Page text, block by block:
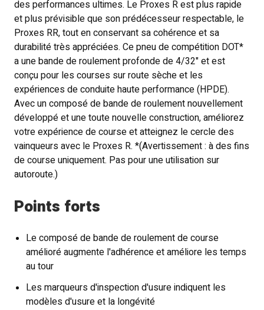
des performances ultimes. Le Proxes R est plus rapide
et plus prévisible que son prédécesseur respectable, le
Proxes RR, tout en conservant sa cohérence et sa
durabilité très appréciées. Ce pneu de compétition DOT*
a une bande de roulement profonde de 4/32" et est
conçu pour les courses sur route sèche et les
expériences de conduite haute performance (HPDE).
Avec un composé de bande de roulement nouvellement
développé et une toute nouvelle construction, améliorez
votre expérience de course et atteignez le cercle des
vainqueurs avec le Proxes R. *(Avertissement : à des fins
de course uniquement. Pas pour une utilisation sur
autoroute.)
Points forts
Le composé de bande de roulement de course
amélioré augmente l'adhérence et améliore les temps
au tour
Les marqueurs d'inspection d'usure indiquent les
modèles d'usure et la longévité